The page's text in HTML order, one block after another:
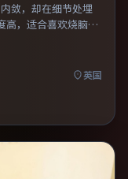
敛，却在细节处埋
高，适合喜欢烧脑与
台词与构图。
英国